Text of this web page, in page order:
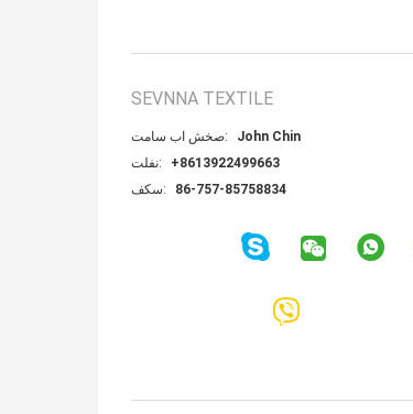
SEVNNA TEXTILE
تماس با شخص:
John Chin
تلفن:
+8613922499663
فکس:
86-757-85758834